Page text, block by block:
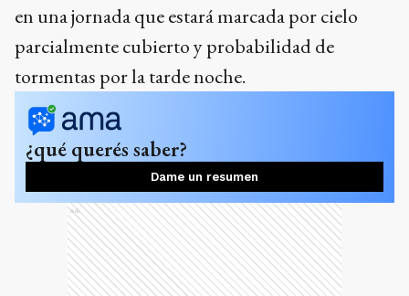
en una jornada que estará marcada por cielo
parcialmente cubierto y probabilidad de
tormentas por la tarde noche.
¿qué querés saber?
Dame un resumen
Ads